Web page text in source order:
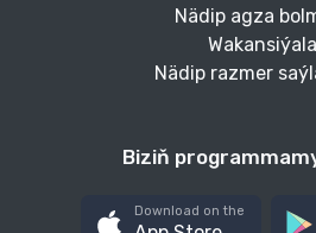
Nädip agza
Nädip razmer
Biziň
Download on the